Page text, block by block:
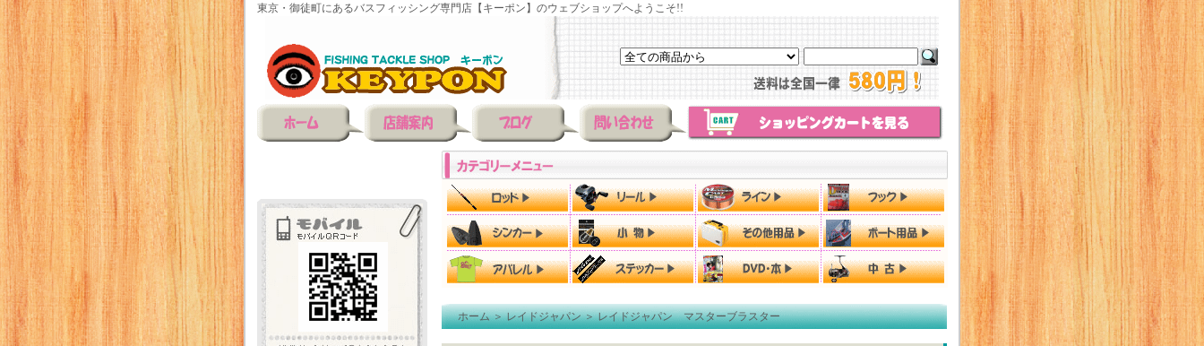
東京・御徒町にあるバスフィッシング専門店【キーポン】のウェブショップへようこそ!!
ホーム＞レイドジャパン＞レイドジャパン マスターブラスター